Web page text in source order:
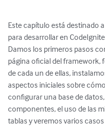
Este capítulo está destinado
para desarrollar en
Damos los primeros pasos
página oficial del framework,
de cada un de ellas,
aspectos iniciales sobre
configurar una base de
componentes, el uso de las
tablas y veremos varios